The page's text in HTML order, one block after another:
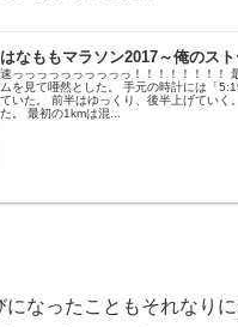
はなももマラソン2017～俺のス
速っっっっっっっっっっ！！！！！！！！
ムを見て唖然とした。 手元の時計には「
ていた。 前半はゆっくり、後半上げていく
た。 最初の1kmは混...
なったこともそれなりに